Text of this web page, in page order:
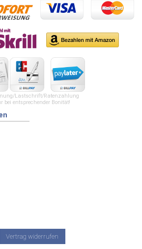
Lastschrift/Ratenzahlung
bei entsprechender Bonität!
Vertrag widerrufen